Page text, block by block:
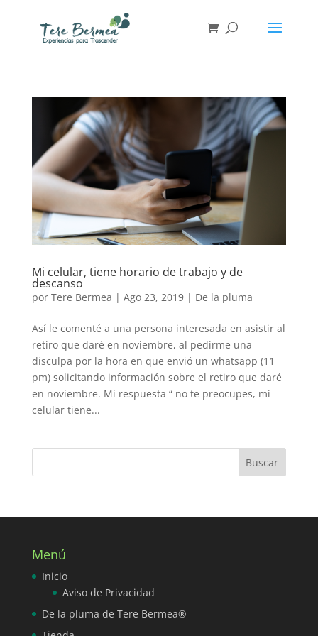
Mi celular, tiene horario de trabajo y de
descanso
por Tere Bermea | Ago 23, 2019| De la pluma
Así le comenté a una persona interesada en asistir al
retiro que daré en noviembre, al pedirme una
disculpa por la hora en que envió un whatsapp (11
pm) solicitando información sobre el retiro que daré
en noviembre. Mi respuesta “ no te preocupes, mi
celular tiene...
Menú
Inicio
Aviso de Privacidad
De la pluma de Tere Bermea®